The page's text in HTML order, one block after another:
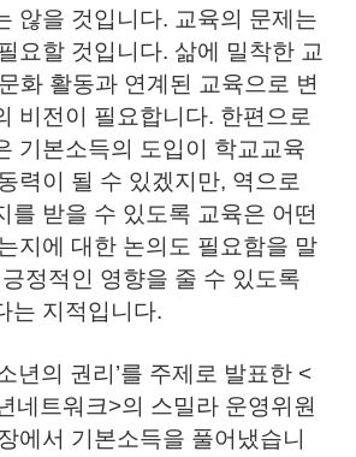
않을 것입니다. 교육의 문제는
요할 것입니다. 삶에 밀착한 교
화 활동과 연계된 교육으로 변
비전이 필요합니다. 한편으로
기본소득의 도입이 학교교육
력이 될 수 있겠지만, 역으로
를 받을 수 있도록 교육은 어떤
지에 대한 논의도 필요함을 말
정적인 영향을 줄 수 있도록
는 지적입니다.
년의 권리’를 주제로 발표한 <
네트워크>의 스밀라 운영위원
에서 기본소득을 풀어냈습니